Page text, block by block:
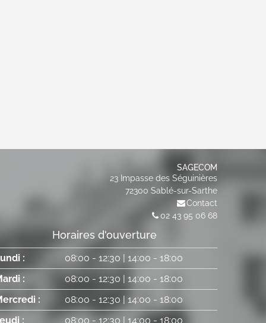
SAGECOM
23 Impasse des Séguinières
72300 Sablé-sur-Sarthe
Contact
02 43 95 06 68
Horaires d'ouverture
: 08:00 - 12:30 | 14:00 - 18:00
:
08:00 - 12:30 | 14:00 - 18:00
:
08:00 - 12:30 | 14:00 - 18:00
:
08:00 - 12:30 | 14:00 - 18:00